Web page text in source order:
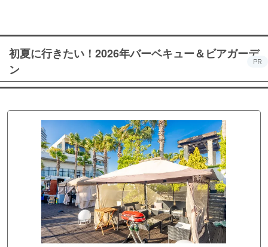
初夏に行きたい！2026年バーベキュー＆ビアガーデ
ン
PR